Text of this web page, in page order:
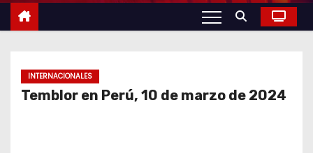
INTERNACIONALES
Temblor en Perú, 10 de marzo de 2024